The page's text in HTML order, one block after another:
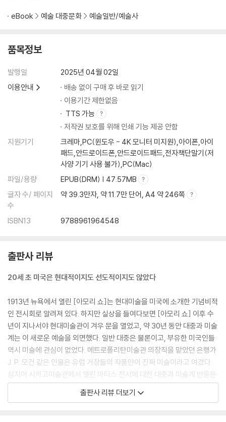
eBook 예술 대중문화 예술일반/예술사
품목정보
발행일
2025년 04월 02일
이용안내
배송 없이 구매 후 바로 읽기
이용기간 제한없음
TTS 가능
저작권 보호를 위해 인쇄 기능 제공 안함
지원기기
크레마,PC(윈도우 - 4K 모니터 미지원),아이폰,아이
패드,안드로이드폰,안드로이드패드,전자책단말기(저
사양 기기 사용 불가),PC(Mac)
파일/용량
EPUB(DRM) | 47.57MB
글자 수/ 페이지
수
약 39.3만자, 약 11.7만 단어, A4 약 246쪽
ISBN13 9788961964548
출판사 리뷰
20세 초 미국은 현대적이지도 선도적이지도 않았다
1913년 뉴욕에서 열린 [아모리 쇼]는 현대미술을 미국에 소개한 기념비적
인 전시회로 알려져 있다. 하지만 실상을 들여다보면 [아모리 쇼] 이후 수
년이 지나서야 현대미술관이 겨우 문을 열었고, 약 30년 동안 대중과 미술
계는 이 새로운 예술을 외면했다. 일반 대중은 물론이고, 부유한 미국인들
역시 미술에 관심이 없었다. 메트로폴리탄미술관 의장직을 맡았던 은행가
J. P. 모건 같은 인물은 유럽 거장들의 작품만이 진짜 미술이라고 여겼다.
심지어 시카고미술관에서 열린 마티스 전시에 대한 대중과 미술계 반응은
가히 폭동 수준이었다. 마티스 그림의 복제본을 만들어 불에 태우고 가짜
재판을 열어 마티스의 작업은 예술적 살인이라며 유죄 판결을 내렸다. 그
출판사 리뷰 더보기